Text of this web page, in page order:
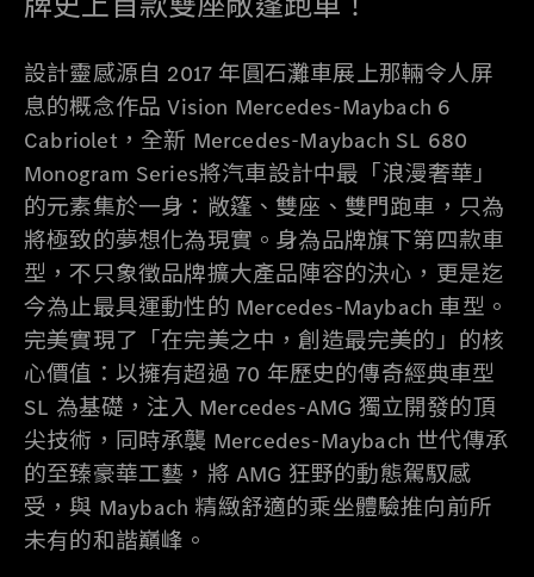
設計靈感源自 2017 年圓石灘車展上那輛令人屏
息的概念作品 Vision Mercedes-Maybach 6
Cabriolet，全新 Mercedes-Maybach SL 680
Monogram Series將汽車設計中最「浪漫奢華」
的元素集於一身：敞篷、雙座、雙門跑車，只為
將極致的夢想化為現實。身為品牌旗下第四款車
型，不只象徵品牌擴大產品陣容的決心，更是迄
今為止最具運動性的 Mercedes-Maybach 車型。
完美實現了「在完美之中，創造最完美的」的核
心價值：以擁有超過 70 年歷史的傳奇經典車型
SL 為基礎，注入 Mercedes-AMG 獨立開發的頂
尖技術，同時承襲 Mercedes-Maybach 世代傳承
的至臻豪華工藝，將 AMG 狂野的動態駕馭感
受，與 Maybach 精緻舒適的乘坐體驗推向前所
未有的和諧巔峰。